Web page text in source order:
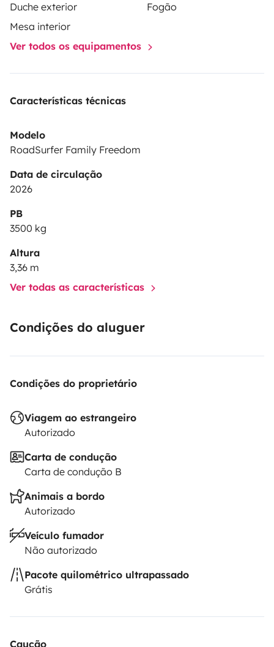
Duche exterior
Fogão
Mesa interior
Ver todos os equipamentos
Características técnicas
Modelo
RoadSurfer Family Freedom
Data de circulação
2026
PB
3500 kg
Altura
3,36 m
Ver todas as características
Condições do aluguer
Condições do proprietário
Viagem ao estrangeiro
Autorizado
Carta de condução
Carta de condução B
Animais a bordo
Autorizado
Veículo fumador
Não autorizado
Pacote quilométrico ultrapassado
Grátis
Caução